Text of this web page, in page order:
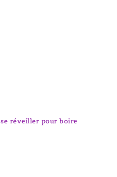
réveiller pour boire